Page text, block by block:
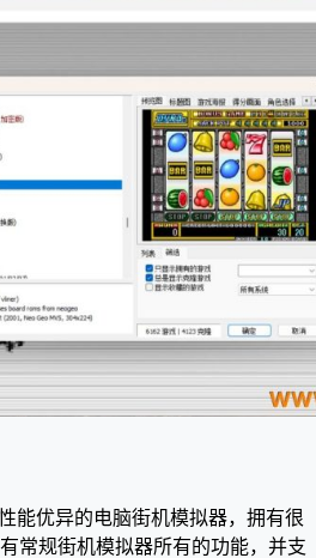
能优异的电脑街机模拟器，拥有很
常规街机模拟器所有的功能，并支